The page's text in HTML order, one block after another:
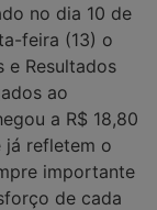
no dia 10 de
feira (13) o
e Resultados
ao
a R$ 18,80
já refletem o
importante
de cada